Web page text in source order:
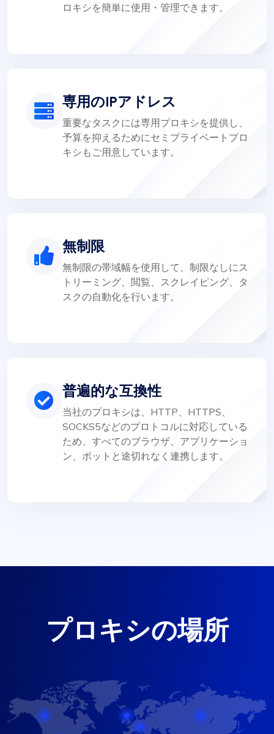
ロキシを簡単に使用・管理できます。
専用のIPアドレス
重要なタスクには専用プロキシを提供し、
予算を抑えるためにセミプライベートプロ
キシもご用意しています。
無制限
無制限の帯域幅を使用して、制限なしにス
トリーミング、閲覧、スクレイピング、タ
スクの自動化を行います。
普遍的な互換性
当社のプロキシは、HTTP、HTTPS、
SOCKS5などのプロトコルに対応している
ため、すべてのブラウザ、アプリケーショ
ン、ボットと途切れなく連携します。
プロキシの場所